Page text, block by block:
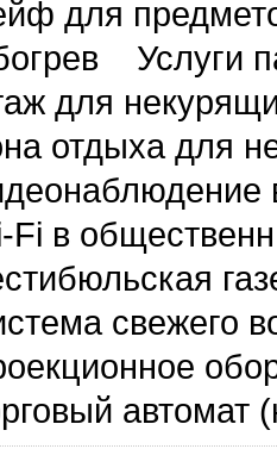
для
Услуги
для
отдыха для
Fi в
свежего
автомат